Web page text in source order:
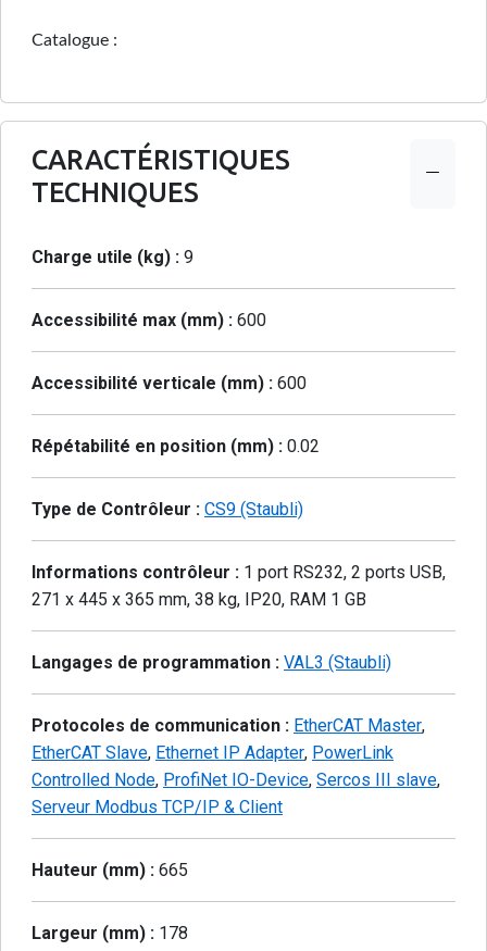
Catalogue :
CARACTÉRISTIQUES
TECHNIQUES
Charge utile (kg) : 9
Accessibilité max (mm) : 600
Accessibilité verticale (mm) : 600
Répétabilité en position (mm) : 0.02
Type de Contrôleur : CS9 (Staubli)
Informations contrôleur : 1 port RS232, 2 ports USB,
271 x 445 x 365 mm, 38 kg, IP20, RAM 1 GB
Langages de programmation : VAL3 (Staubli)
Protocoles de communication : EtherCAT Master,
EtherCAT Slave, Ethernet IP Adapter, PowerLink
Controlled Node, ProfiNet IO-Device, Sercos III slave,
Serveur Modbus TCP/IP & Client
Hauteur (mm) : 665
Largeur (mm) : 178